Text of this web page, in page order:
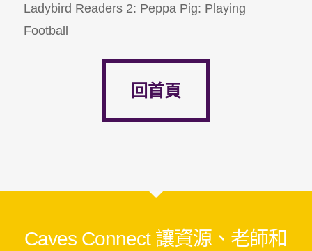
Ladybird Readers 2: Peppa Pig: Playing
Football
回首頁
Caves Connect 讓資源、老師和